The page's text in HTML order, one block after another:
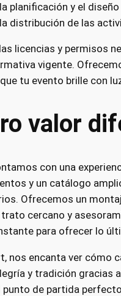
planificación y el
distribución de las
licencias y permisos
vigente.
tu evento brille con
valor
con una
y un catálogo
Ofrecemos un
trato cercano y
para ofrecer lo
nos encanta ver cómo
y tradición gracias
punto de partida